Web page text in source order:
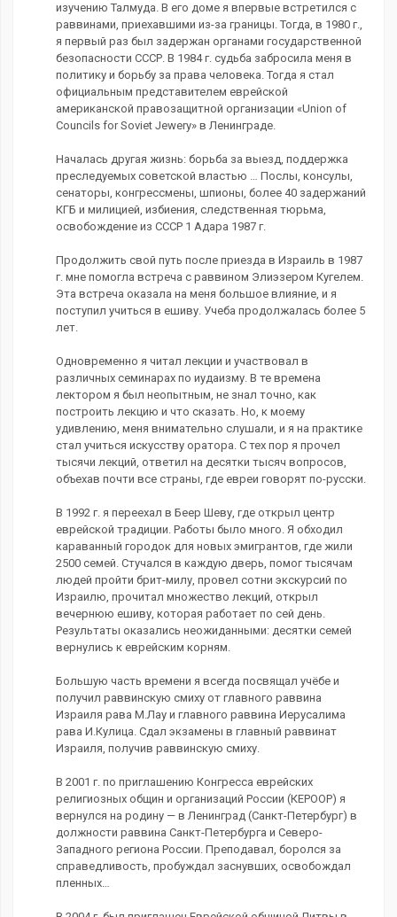
изучению Талмуда. В его доме я впервые встретился с
раввинами, приехавшими из-за границы. Тогда, в 1980 г.,
я первый раз был задержан органами государственной
безопасности СССР. В 1984 г. судьба забросила меня в
политику и борьбу за права человека. Тогда я стал
официальным представителем еврейской
американской правозащитной организации «Union of
Councils for Soviet Jewery» в Ленинграде.
Началась другая жизнь: борьба за выезд, поддержка
преследуемых советской властью … Послы, консулы,
сенаторы, конгрессмены, шпионы, более 40 задержаний
КГБ и милицией, избиения, следственная тюрьма,
освобождение из СССР 1 Адара 1987 г.
Продолжить свой путь после приезда в Израиль в 1987
г. мне помогла встреча с раввином Элиэзером Кугелем.
Эта встреча оказала на меня большое влияние, и я
поступил учиться в ешиву. Учеба продолжалась более 5
лет.
Одновременно я читал лекции и участвовал в
различных семинарах по иудаизму. В те времена
лектором я был неопытным, не знал точно, как
построить лекцию и что сказать. Но, к моему
удивлению, меня внимательно слушали, и я на практике
стал учиться искусству оратора. С тех пор я прочел
тысячи лекций, ответил на десятки тысяч вопросов,
объехав почти все страны, где евреи говорят по-русски.
В 1992 г. я переехал в Беер Шеву, где открыл центр
еврейской традиции. Работы было много. Я обходил
караванный городок для новых эмигрантов, где жили
2500 семей. Стучался в каждую дверь, помог тысячам
людей пройти брит-милу, провел сотни экскурсий по
Израилю, прочитал множество лекций, открыл
вечернюю ешиву, которая работает по сей день.
Результаты оказались неожиданными: десятки семей
вернулись к еврейским корням.
Большую часть времени я всегда посвящал учёбе и
получил раввинскую смиху от главного раввина
Израиля рава М.Лау и главного раввина Иерусалима
рава И.Кулица. Сдал экзамены в главный раввинат
Израиля, получив раввинскую смиху.
В 2001 г. по приглашению Конгресса еврейских
религиозных общин и организаций России (КЕРООР) я
вернулся на родину — в Ленинград (Санкт-Петербург) в
должности раввина Санкт-Петербурга и Северо-
Западного региона России. Преподавал, боролся за
справедливость, пробуждал заснувших, освобождал
пленных…